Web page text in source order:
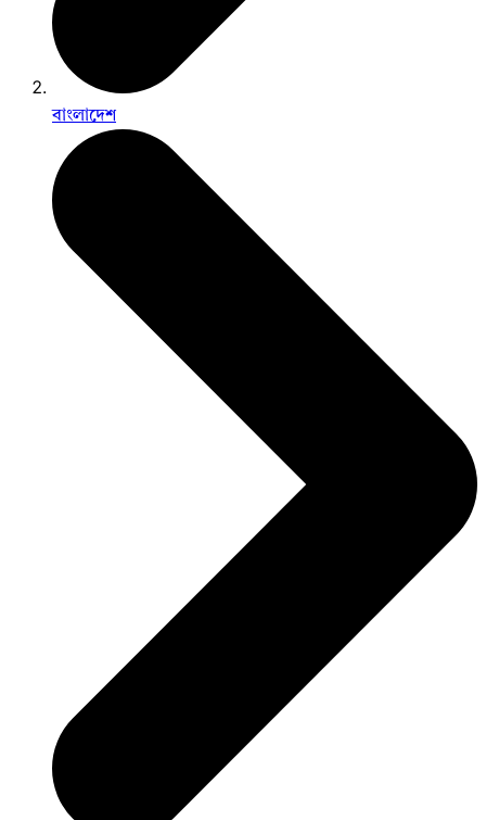
বাংলাদেশ